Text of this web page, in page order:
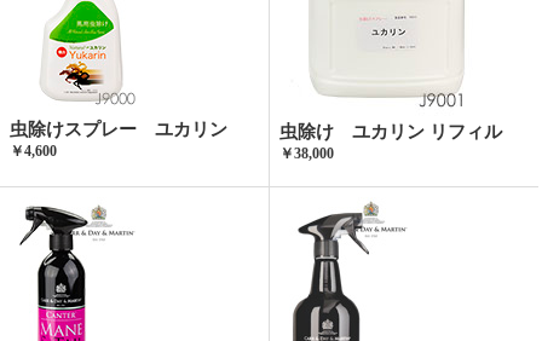
虫除けスプレー ユカリン
￥4,600
虫除け ユカリン リフィル
￥38,000